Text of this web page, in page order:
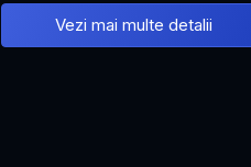
Vezi mai multe detalii